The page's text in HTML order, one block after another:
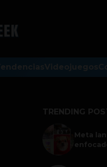
TRENDING
Meta